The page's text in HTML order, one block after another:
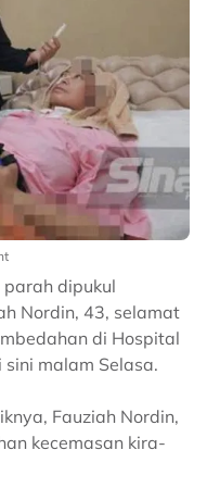
dipukul
Nordin, 43, selamat
di Hospital
sini malam Selasa.
Fauziah Nordin,
kecemasan kira-